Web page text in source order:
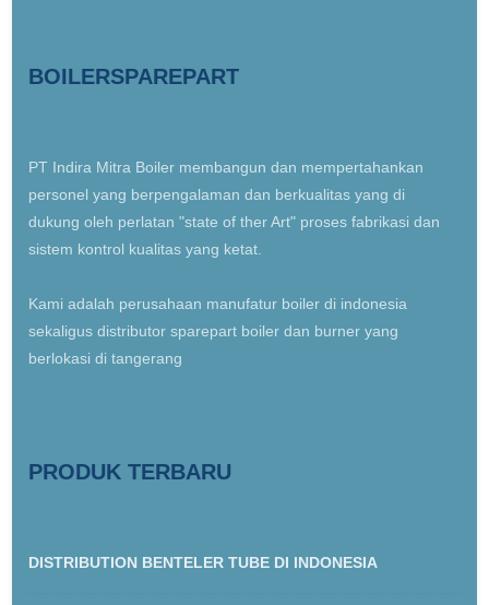
BOILERSPAREPART
PT Indira Mitra Boiler membangun dan mempertahankan
personel yang berpengalaman dan berkualitas yang di
dukung oleh perlatan "state of ther Art" proses fabrikasi dan
sistem kontrol kualitas yang ketat.
Kami adalah perusahaan manufatur boiler di indonesia
sekaligus distributor sparepart boiler dan burner yang
berlokasi di tangerang
PRODUK TERBARU
DISTRIBUTION BENTELER TUBE DI INDONESIA